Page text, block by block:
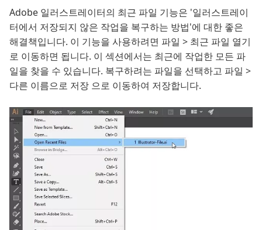
Adobe 일러스트레이터의 최근 파일 기능은 '일러스트레이
터에서 저장되지 않은 작업을 복구하는 방법'에 대한 좋은
해결책입니다. 이 기능을 사용하려면 파일 > 최근 파일 열기
로 이동하면 됩니다. 이 섹션에서는 최근에 작업한 모든 파
일을 찾을 수 있습니다. 복구하려는 파일을 선택하고 파일 >
다른 이름으로 저장 으로 이동하여 저장합니다.